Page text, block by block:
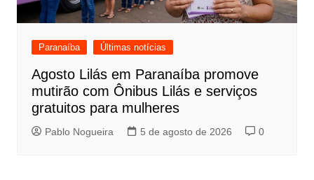
Paranaíba Últimas notícias
Agosto Lilás em Paranaíba promove
mutirão com Ônibus Lilás e serviços
gratuitos para mulheres
Pablo Nogueira 5 de agosto de 2026 0